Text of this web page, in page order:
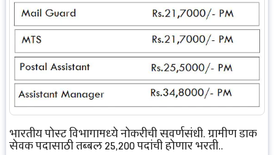
भारतीय पोस्ट विभागामध्ये नोकरीची सुवर्णसंधी, ग्रामीण डाक
सेवक पदासाठी तब्बल 25,200 पदांची होणार भरती..